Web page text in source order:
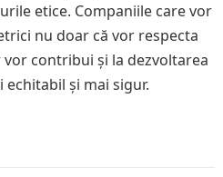
etice. Companiile care vor
nu doar că vor respecta
contribui și la dezvoltarea
și mai sigur.